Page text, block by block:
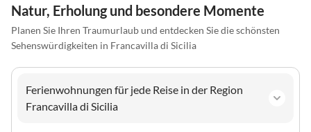
Natur, Erholung und besondere Momente
Planen Sie Ihren Traumurlaub und entdecken Sie die schönsten
Sehenswürdigkeiten in Francavilla di Sicilia
Ferienwohnungen für jede Reise in der Region
Francavilla di Sicilia